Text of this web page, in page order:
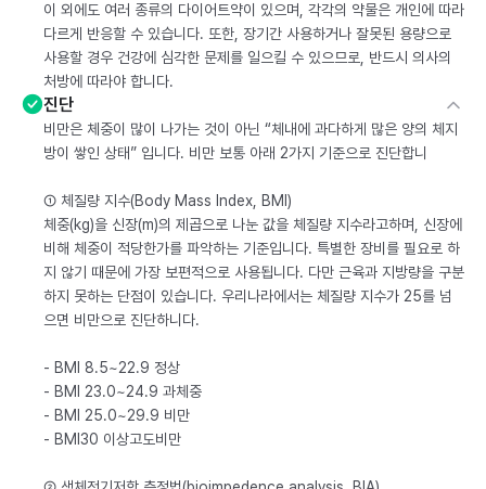
이 외에도 여러 종류의 다이어트약이 있으며, 각각의 약물은 개인에 따라
다르게 반응할 수 있습니다. 또한, 장기간 사용하거나 잘못된 용량으로
사용할 경우 건강에 심각한 문제를 일으킬 수 있으므로, 반드시 의사의
처방에 따라야 합니다.
진단
비만은 체중이 많이 나가는 것이 아닌 “체내에 과다하게 많은 양의 체지
방이 쌓인 상태” 입니다. 비만 보통 아래 2가지 기준으로 진단합니
① 체질량 지수(Body Mass Index, BMI)
체중(kg)을 신장(m)의 제곱으로 나눈 값을 체질량 지수라고하며, 신장에
비해 체중이 적당한가를 파악하는 기준입니다. 특별한 장비를 필요로 하
지 않기 때문에 가장 보편적으로 사용됩니다. 다만 근육과 지방량을 구분
하지 못하는 단점이 있습니다. 우리나라에서는 체질량 지수가 25를 넘
으면 비만으로 진단하니다.
- BMI 8.5~22.9 정상
- BMI 23.0~24.9 과체중
- BMI 25.0~29.9 비만
- BMI30 이상고도비만